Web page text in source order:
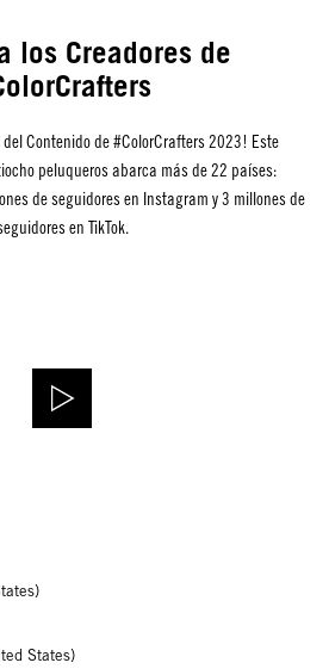
los Creadores de
del Contenido de #ColorCrafters 2023! Este
peluqueros abarca más de 22 países:
de seguidores en Instagram y 3 millones de
en TikTok.
States)